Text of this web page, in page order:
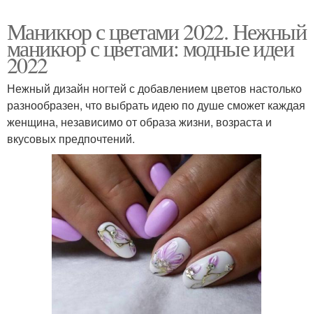
Маникюр с цветами 2022. Нежный
маникюр с цветами: модные идеи
2022
Нежный дизайн ногтей с добавлением цветов настолько
разнообразен, что выбрать идею по душе сможет каждая
женщина, независимо от образа жизни, возраста и
вкусовых предпочтений.